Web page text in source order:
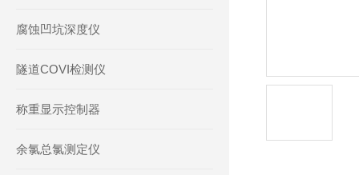
腐蚀凹坑深度仪
隧道COVI检测仪
称重显示控制器
余氯总氯测定仪